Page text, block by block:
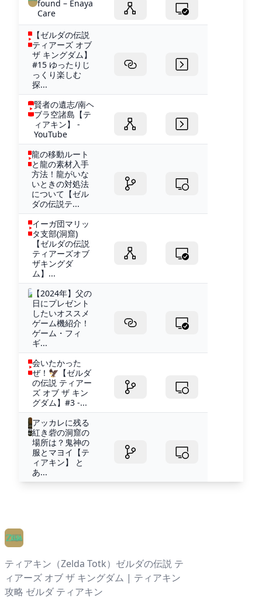
found – Enaya
Care
【ゼルダの伝説
ティアーズ オブ
ザ キングダム】
#15 ゆったりじ
っくり楽しむ
探...
賢者の遺志/南ヘ
ブラ空諸島【テ
ィアキン】 -
YouTube
龍の移動ルート
と龍の素材入手
方法！龍がいな
いときの対処法
について【ゼル
ダの伝説テ...
イーガ団マリッ
タ支部(洞窟)
【ゼルダの伝説
ティアーズオブ
ザキングダ
ム】...
【2024年】父の
日にプレゼント
したいオススメ
ゲーム機紹介！
ゲーム・フィ
ギ...
会いたかった
ぜ！🦅【ゼルダ
の伝説 ティアー
ズ オブ ザ キン
グダム】#3 -...
アッカレに残る
紅き砦の洞窟の
場所は？鬼神の
服とマヨイ【テ
ィアキン】 と
あ...
ティアキン（Zelda Totk）ゼルダの伝説 テ
ィアーズ オブ ザ キングダム | ティアキン
攻略 ゼルダ ティアキン